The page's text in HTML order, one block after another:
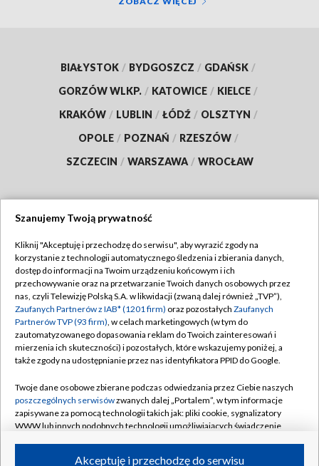
BIAŁYSTOK / BYDGOSZCZ / GDAŃSK /
GORZÓW WLKP. / KATOWICE / KIELCE /
KRAKÓW / LUBLIN / ŁÓDŹ / OLSZTYN /
OPOLE / POZNAŃ / RZESZÓW /
SZCZECIN / WARSZAWA / WROCŁAW
TVP
Abonament TVP
Emisja w TVP
Centrum informacji TVP
Naziemna Telewizja Cyfrowa
Rada Programowa
System NOS
Informacje o nadawcy
Regulamin TVP
Polityka prywatności
Moje zgody
Pomoc
Kontakt
Kanały
Szanujemy Twoją prywatność
Kliknij "Akceptuję i przechodzę do serwisu", aby wyrazić zgody na
korzystanie z technologii automatycznego śledzenia i zbierania danych,
dostęp do informacji na Twoim urządzeniu końcowym i ich
przechowywanie oraz na przetwarzanie Twoich danych osobowych przez
nas, czyli Telewizję Polską S.A. w likwidacji (zwaną dalej również „TVP”),
Zaufanych Partnerów z IAB* (1201 firm) oraz pozostałych Zaufanych
Partnerów TVP (93 firm), w celach marketingowych (w tym do
zautomatyzowanego dopasowania reklam do Twoich zainteresowań i
mierzenia ich skuteczności) i pozostałych, które wskazujemy poniżej, a
także zgody na udostępnianie przez nas identyfikatora PPID do Google.
Twoje dane osobowe zbierane podczas odwiedzania przez Ciebie naszych
poszczególnych serwisówzwanych dalej „Portalem”, w tym informacje
zapisywane za pomocą technologii takich jak: pliki cookie, sygnalizatory
WWW lub innych podobnych technologii umożliwiających świadczenie
Akceptuję i przechodzę do serwisu